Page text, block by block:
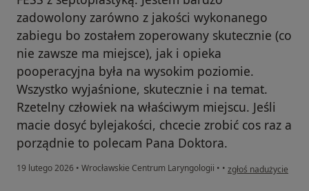
zadowolony zarówno z jakości wykonanego
zabiegu bo zostałem zoperowany skutecznie (co
nie zawsze ma miejsce), jak i opieka
pooperacyjna była na wysokim poziomie.
Wszystko wyjaśnione, skutecznie i na temat.
Rzetelny człowiek na właściwym miejscu. Jeśli
macie dosyć bylejakości, chcecie zrobić cos raz a
porządnie to polecam Pana Doktora.
19 lutego 2026 • Wrocławskie Centrum Laryngologii • • w opinii użytkownika
zgłoś nadużycie